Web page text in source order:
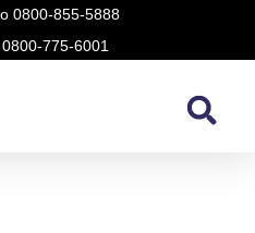
0800-855-5888
775-6001